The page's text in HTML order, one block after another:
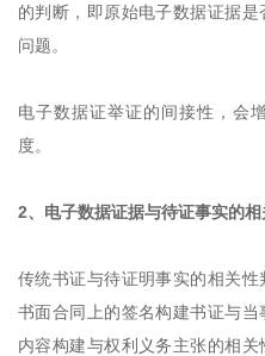
的判断，即原始电子数据证据
问题。
电子数据证举证的间接性，会
度。
2、电子数据证据与待证事实的
传统书证与待证明事实的相关
书面合同上的签名构建书证与
内容构建与权利义务主张的相